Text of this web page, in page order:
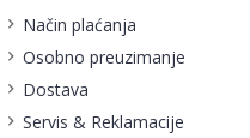
Način plaćanja
Osobno preuzimanje
Dostava
Servis & Reklamacije